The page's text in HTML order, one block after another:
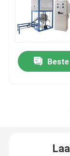
Industriële